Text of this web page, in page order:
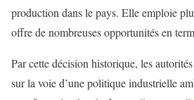
production dans le pays. Elle emploie
offre de nombreuses opportunités en
Par cette décision historique, les
sur la voie d’une politique industrielle